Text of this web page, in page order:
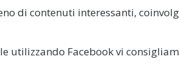
di contenuti interessanti,
utilizzando Facebook vi